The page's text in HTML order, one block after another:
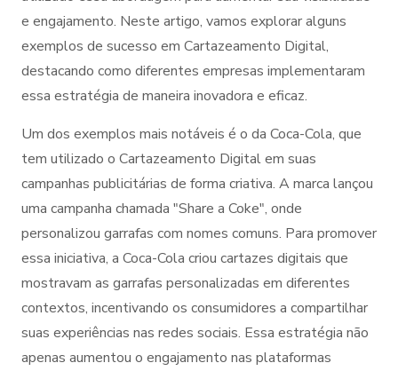
e engajamento. Neste artigo, vamos explorar alguns
exemplos de sucesso em Cartazeamento Digital,
destacando como diferentes empresas implementaram
essa estratégia de maneira inovadora e eficaz.
Um dos exemplos mais notáveis é o da Coca-Cola, que
tem utilizado o Cartazeamento Digital em suas
campanhas publicitárias de forma criativa. A marca lançou
uma campanha chamada "Share a Coke", onde
personalizou garrafas com nomes comuns. Para promover
essa iniciativa, a Coca-Cola criou cartazes digitais que
mostravam as garrafas personalizadas em diferentes
contextos, incentivando os consumidores a compartilhar
suas experiências nas redes sociais. Essa estratégia não
apenas aumentou o engajamento nas plataformas